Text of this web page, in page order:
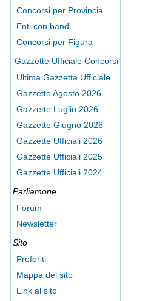
Concorsi per Provincia
Enti con bandi
Concorsi per Figura
Gazzette Ufficiale Concorsi
Ultima Gazzetta Ufficiale
Gazzette Agosto 2026
Gazzette Luglio 2026
Gazzette Giugno 2026
Gazzette Ufficiali 2026
Gazzette Ufficiali 2025
Gazzette Ufficiali 2024
Parliamone
Forum
Newsletter
Sito
Preferiti
Mappa del sito
Link al sito